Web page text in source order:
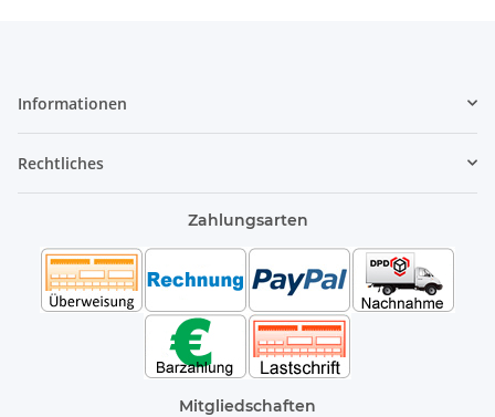
Informationen
Rechtliches
Zahlungsarten
Mitgliedschaften